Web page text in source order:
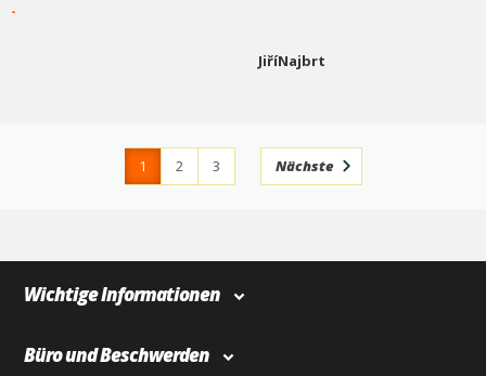
-
JiříNajbrt
1 2
3
Nächste
Wichtige Informationen
Büro und Beschwerden